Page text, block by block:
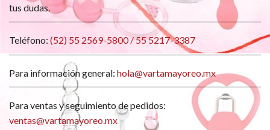
tus dudas.
Teléfono: (52) 55 2569-5800 / 55 5217-3387
Para información general: hola@vartamayoreo.mx
Para ventas y seguimiento de pedidos:
ventas@vartamayoreo.mx